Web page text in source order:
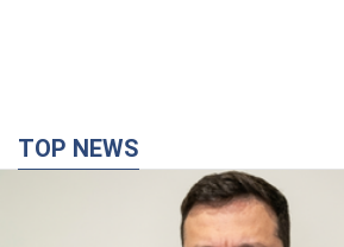
"Війна буде все більш відчутною
Зеленський про наслідки
Україні, важливі звіти й атаки
Понад 300 тисяч сімей в Одесі та